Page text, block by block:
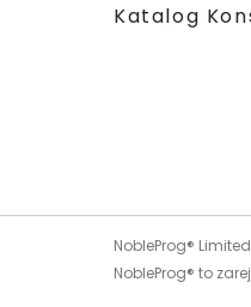
Katalog
NobleProg®
NobleProg® to